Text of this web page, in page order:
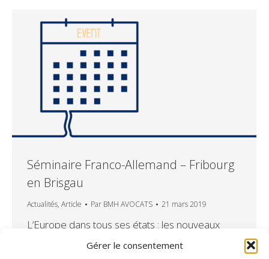
Gérer le consentement
Séminaire Franco-Allemand – Fribourg
en Brisgau
Actualités, Article Par BMH AVOCATS 21 mars 2019
L’Europe dans tous ses états : les nouveaux
enjeux pour l’Europe et le droit européen Le